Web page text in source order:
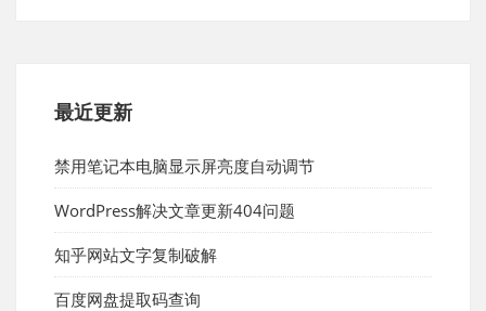
最近更新
禁用笔记本电脑显示屏亮度自动调节
WordPress解决文章更新404问题
知乎网站文字复制破解
百度网盘提取码查询